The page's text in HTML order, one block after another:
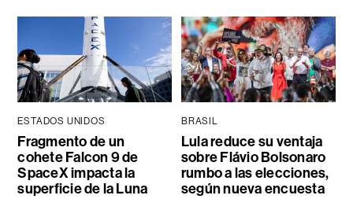
ESTADOS UNIDOS
Fragmento de un
cohete Falcon 9 de
SpaceX impacta la
superficie de la Luna
BRASIL
Lula reduce su ventaja
sobre Flávio Bolsonaro
rumbo a las elecciones,
según nueva encuesta